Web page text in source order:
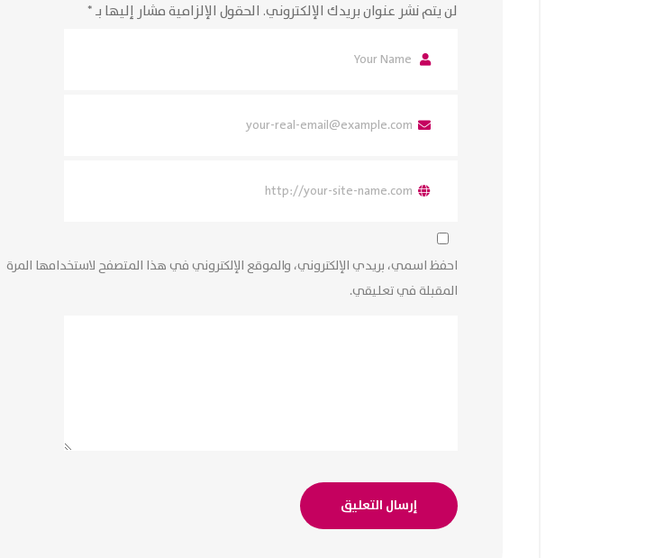
لن يتم نشر عنوان بريدك الإلكتروني. الحقول الإلزامية مشار إليها بـ*
احفظ اسمي، بريدي الإلكتروني، والموقع الإلكتروني في هذا المتصفح لاستخدامها المرة
المقبلة في تعليقي.